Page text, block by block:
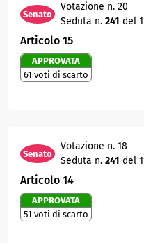
Senato
Votazione n. 20
Seduta n. 241 del
Articolo 15
APPROVATA
61 voti di scarto
Senato
Votazione n. 18
Seduta n. 241 del
Articolo 14
APPROVATA
51 voti di scarto